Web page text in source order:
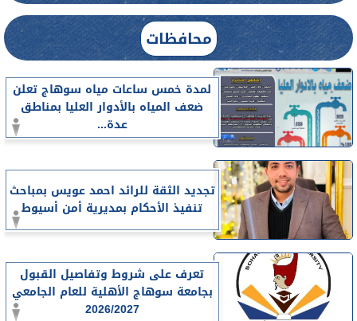
محافظات
لمدة خمس ساعات مياه سوهاج تعلن
ضعف المياه بالأدوار العليا بمناطق
عدة...
تجديد الثقة للرائد احمد عويس بمباحث
تنفيذ الأحكام بمديرية أمن أسيوط
تعرف على شروط وتفاصيل القبول
بجامعة سوهاج الأهلية للعام الجامعي
2026/2027